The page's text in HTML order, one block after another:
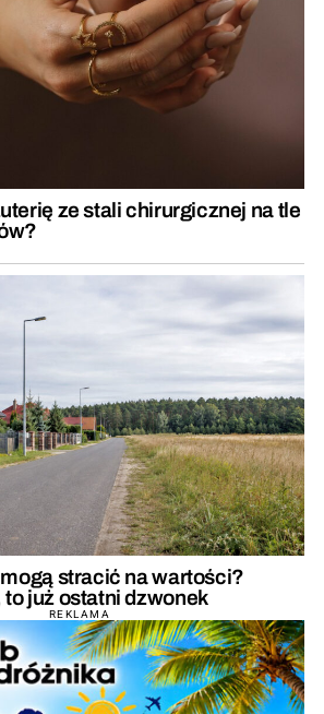
ze stali chirurgicznej na tle
stracić na wartości?
już ostatni dzwonek
REKLAMA